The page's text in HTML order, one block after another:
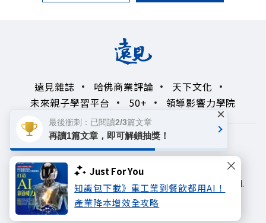
Just For You
知識包下載》重工業到餐飲都用AI！
產業降本增效全攻略
遠見雜誌 哈佛商業評論
天下文化
未來親子學習平台
50+ 領導影響力學院
著作權聲明
隱私權政策
Copyright© 1999~2026
遠見天下文化出版股份有限公司. All rights reserved.
最後衝刺：已閱讀2/3篇文章
再讀1篇文章，即可解鎖抽獎！
×